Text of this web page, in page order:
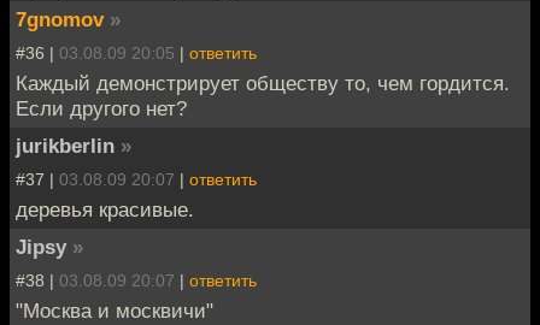
7gnomov »
#36 | 03.08.09 20:05 | ответить
Каждый демонстрирует обществу то, чем гордится.
Если другого нет?
jurikberlin »
#37 | 03.08.09 20:07 | ответить
деревья красивые.
Jipsy »
#38 | 03.08.09 20:07 | ответить
"Москва и москвичи"